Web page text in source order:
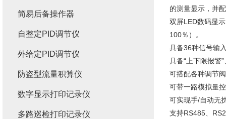
的测量显示，并
双屏LED数码显
100％）。
具备36种信号输
具备“上下限报警
可搭配各种调节
可带一路模拟量
可实现手/自动无
支持RS485、
简易后备操作器
自整定PID调节仪
外给定PID调节仪
防盗型流量积算仪
数字显示打印记录仪
多路巡检打印记录仪